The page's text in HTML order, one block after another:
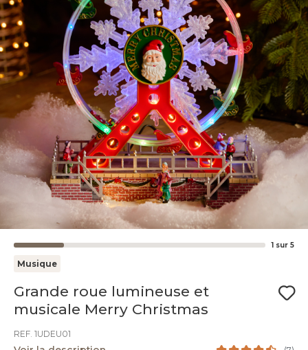
1 sur 5
Musique
Grande roue lumineuse et
musicale Merry Christmas
REF. 1UDEU01